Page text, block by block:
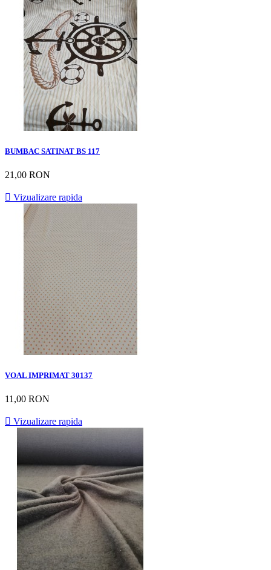
BUMBAC SATINAT BS 117
21,00 RON
 Vizualizare rapida
VOAL IMPRIMAT 30137
11,00 RON
 Vizualizare rapida